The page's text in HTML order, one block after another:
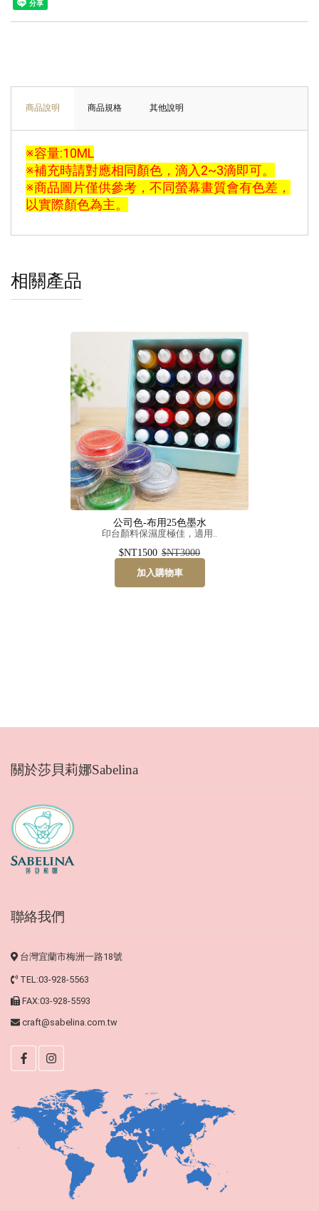
商品說明 商品規格 其他說明
※容量:10ML
※補充時請對應相同顏色，滴入2~3滴即可。
※商品圖片僅供參考，不同螢幕畫質會有色差，
以實際顏色為主。
相關產品
公司色-布用25色墨水
印台顏料保濕度極佳，適用..
$NT1500 $NT3000
加入購物車
關於莎貝莉娜Sabelina
聯絡我們
台灣宜蘭市梅洲一路18號
TEL:03-928-5563
FAX:03-928-5593
craft@sabelina.com.tw